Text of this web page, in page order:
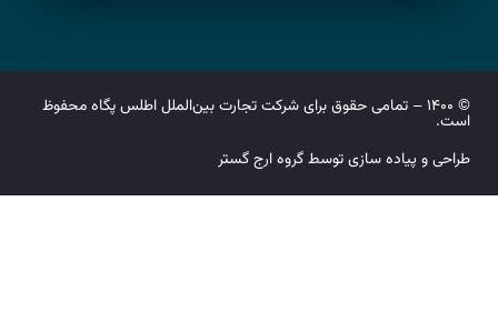
© ۱۴۰۰ – تمامی حقوق برای شرکت تجارت بین‌الملل اطلس پگاه محفوظ
است.
طراحی و پیاده سازی توسط گروه ارج گستر